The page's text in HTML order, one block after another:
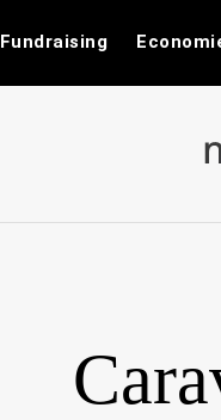
Fundraising